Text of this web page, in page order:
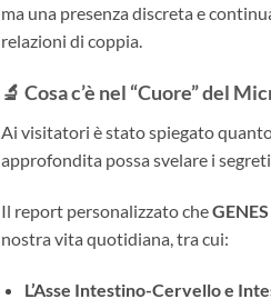
ma una presenza discreta e
relazioni di coppia.
🔬 Cosa c’è nel “Cuore” del
Ai visitatori è stato spiegato
approfondita possa svelare i
Il report personalizzato cheGENES
nostra vita quotidiana, tra cui:
L’Asse Intestino-Cervello e